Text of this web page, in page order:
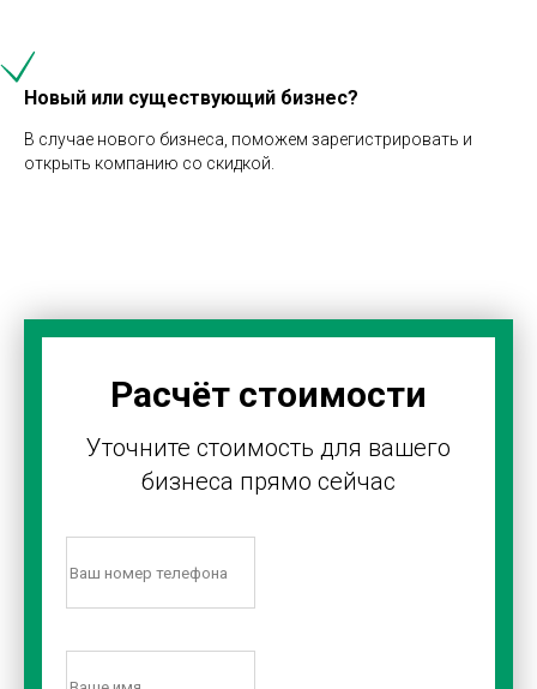
Новый или существующий бизнес?
В случае нового бизнеса, поможем зарегистрировать и
открыть компанию со скидкой.
Расчёт стоимости
Уточните стоимость для вашего
бизнеса прямо сейчас